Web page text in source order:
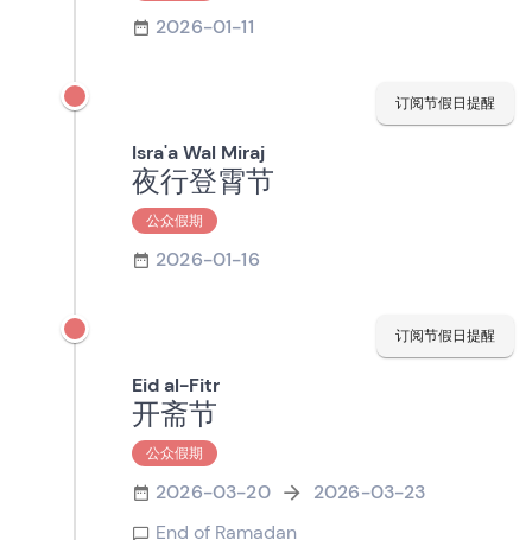
2026-01-11
订阅节假日提醒
Isra'a Wal Miraj
夜行登霄节
公众假期
2026-01-16
订阅节假日提醒
Eid al-Fitr
开斋节
公众假期
2026-03-20
2026-03-23
End of Ramadan